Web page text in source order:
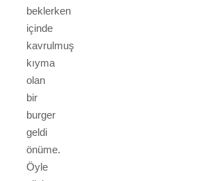
beklerken
içinde
kavrulmuş
kıyma
olan
bir
burger
geldi
önüme.
Öyle